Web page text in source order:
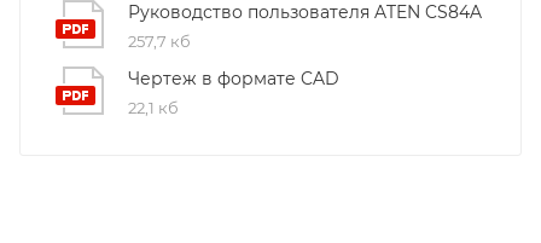
Руководство пользователя ATEN CS84A
257,7 кб
Чертеж в формате CAD
22,1 кб